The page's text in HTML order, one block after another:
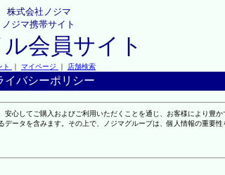
株式会社ノジマ
ノジマ携帯サイト
会員サイト
ト ｜ マイページ ｜ 店舗検索
イバシーポリシー
心してご購入およびご利用いただくことを通じ、お客様により豊
タを含みます。その上で、ノジマグループは、個人情報の重要